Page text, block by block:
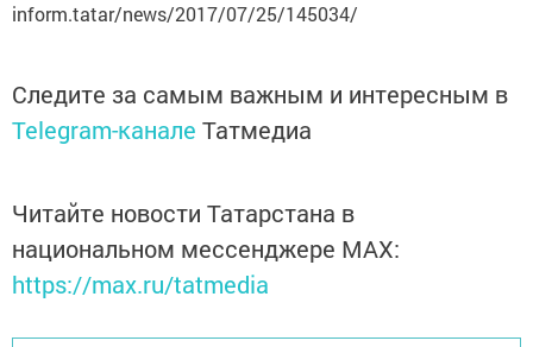
inform.tatar/news/2017/07/25/145034/
Следите за самым важным и интересным в
Telegram-канале Татмедиа
Читайте новости Татарстана в
национальном мессенджере MАХ:
https://max.ru/tatmedia